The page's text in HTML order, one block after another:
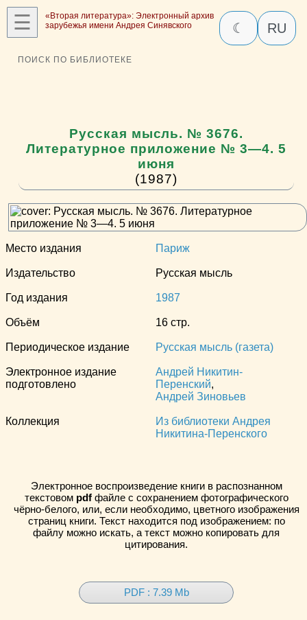
☰
«Вторая литература»: Электронный архив
зарубежья имени Андрея Синявского
☾ RU
ПОИСК ПО БИБЛИОТЕКЕ
Русская мысль. № 3676.
Литературное приложение № 3—4. 5
июня
(1987)
Место издания Париж
Издательство Русская мысль
Год издания 1987
Объём 16 стр.
Периодическое издание Русская мысль (газета)
Электронное издание
подготовлено
Андрей Никитин-
Перенский,
Андрей Зиновьев
Коллекция
Из библиотеки Андрея
Никитина-Перенского
Электронное воспроизведение книги в распознанном
текстовом pdfфайле с сохранением фотографического
чёрно-белого, или, если необходимо, цветного изображения
страниц книги. Текст находится под изображением: по
файлу можно искать, а текст можно копировать для
цитирования.
PDF : 7.39 Mb